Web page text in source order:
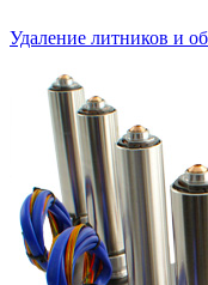
Удаление литников и